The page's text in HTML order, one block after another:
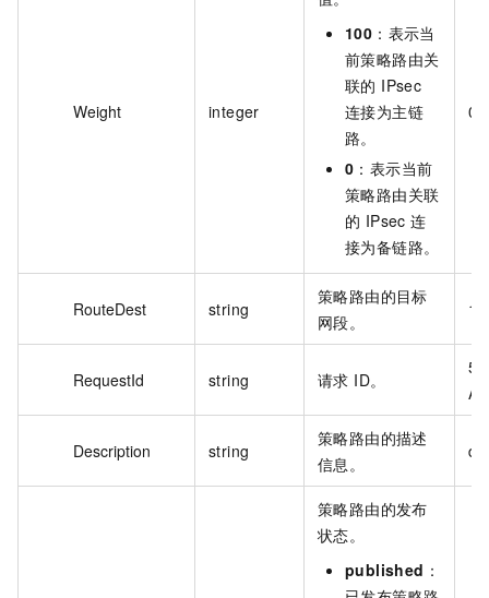
Weight integer
100 ：表示当
前策略路由关
联的 IPsec
连接为主链
路。
0 ：表示当前
策略路由关联
的 IPsec 连
接为备链路。
0
RouteDest string
策略路由的目标
网段。
RequestId string 请求 ID。
Description string
策略路由的描述
信息。
策略路由的发布
状态。
published ：